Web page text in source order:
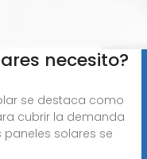
necesito?
se destaca como
cubrir la demanda
solares se